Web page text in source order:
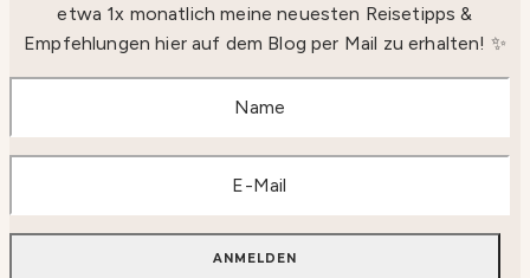
etwa 1x monatlich meine neuesten Reisetipps &
Empfehlungen hier auf dem Blog per Mail zu erhalten! ✨